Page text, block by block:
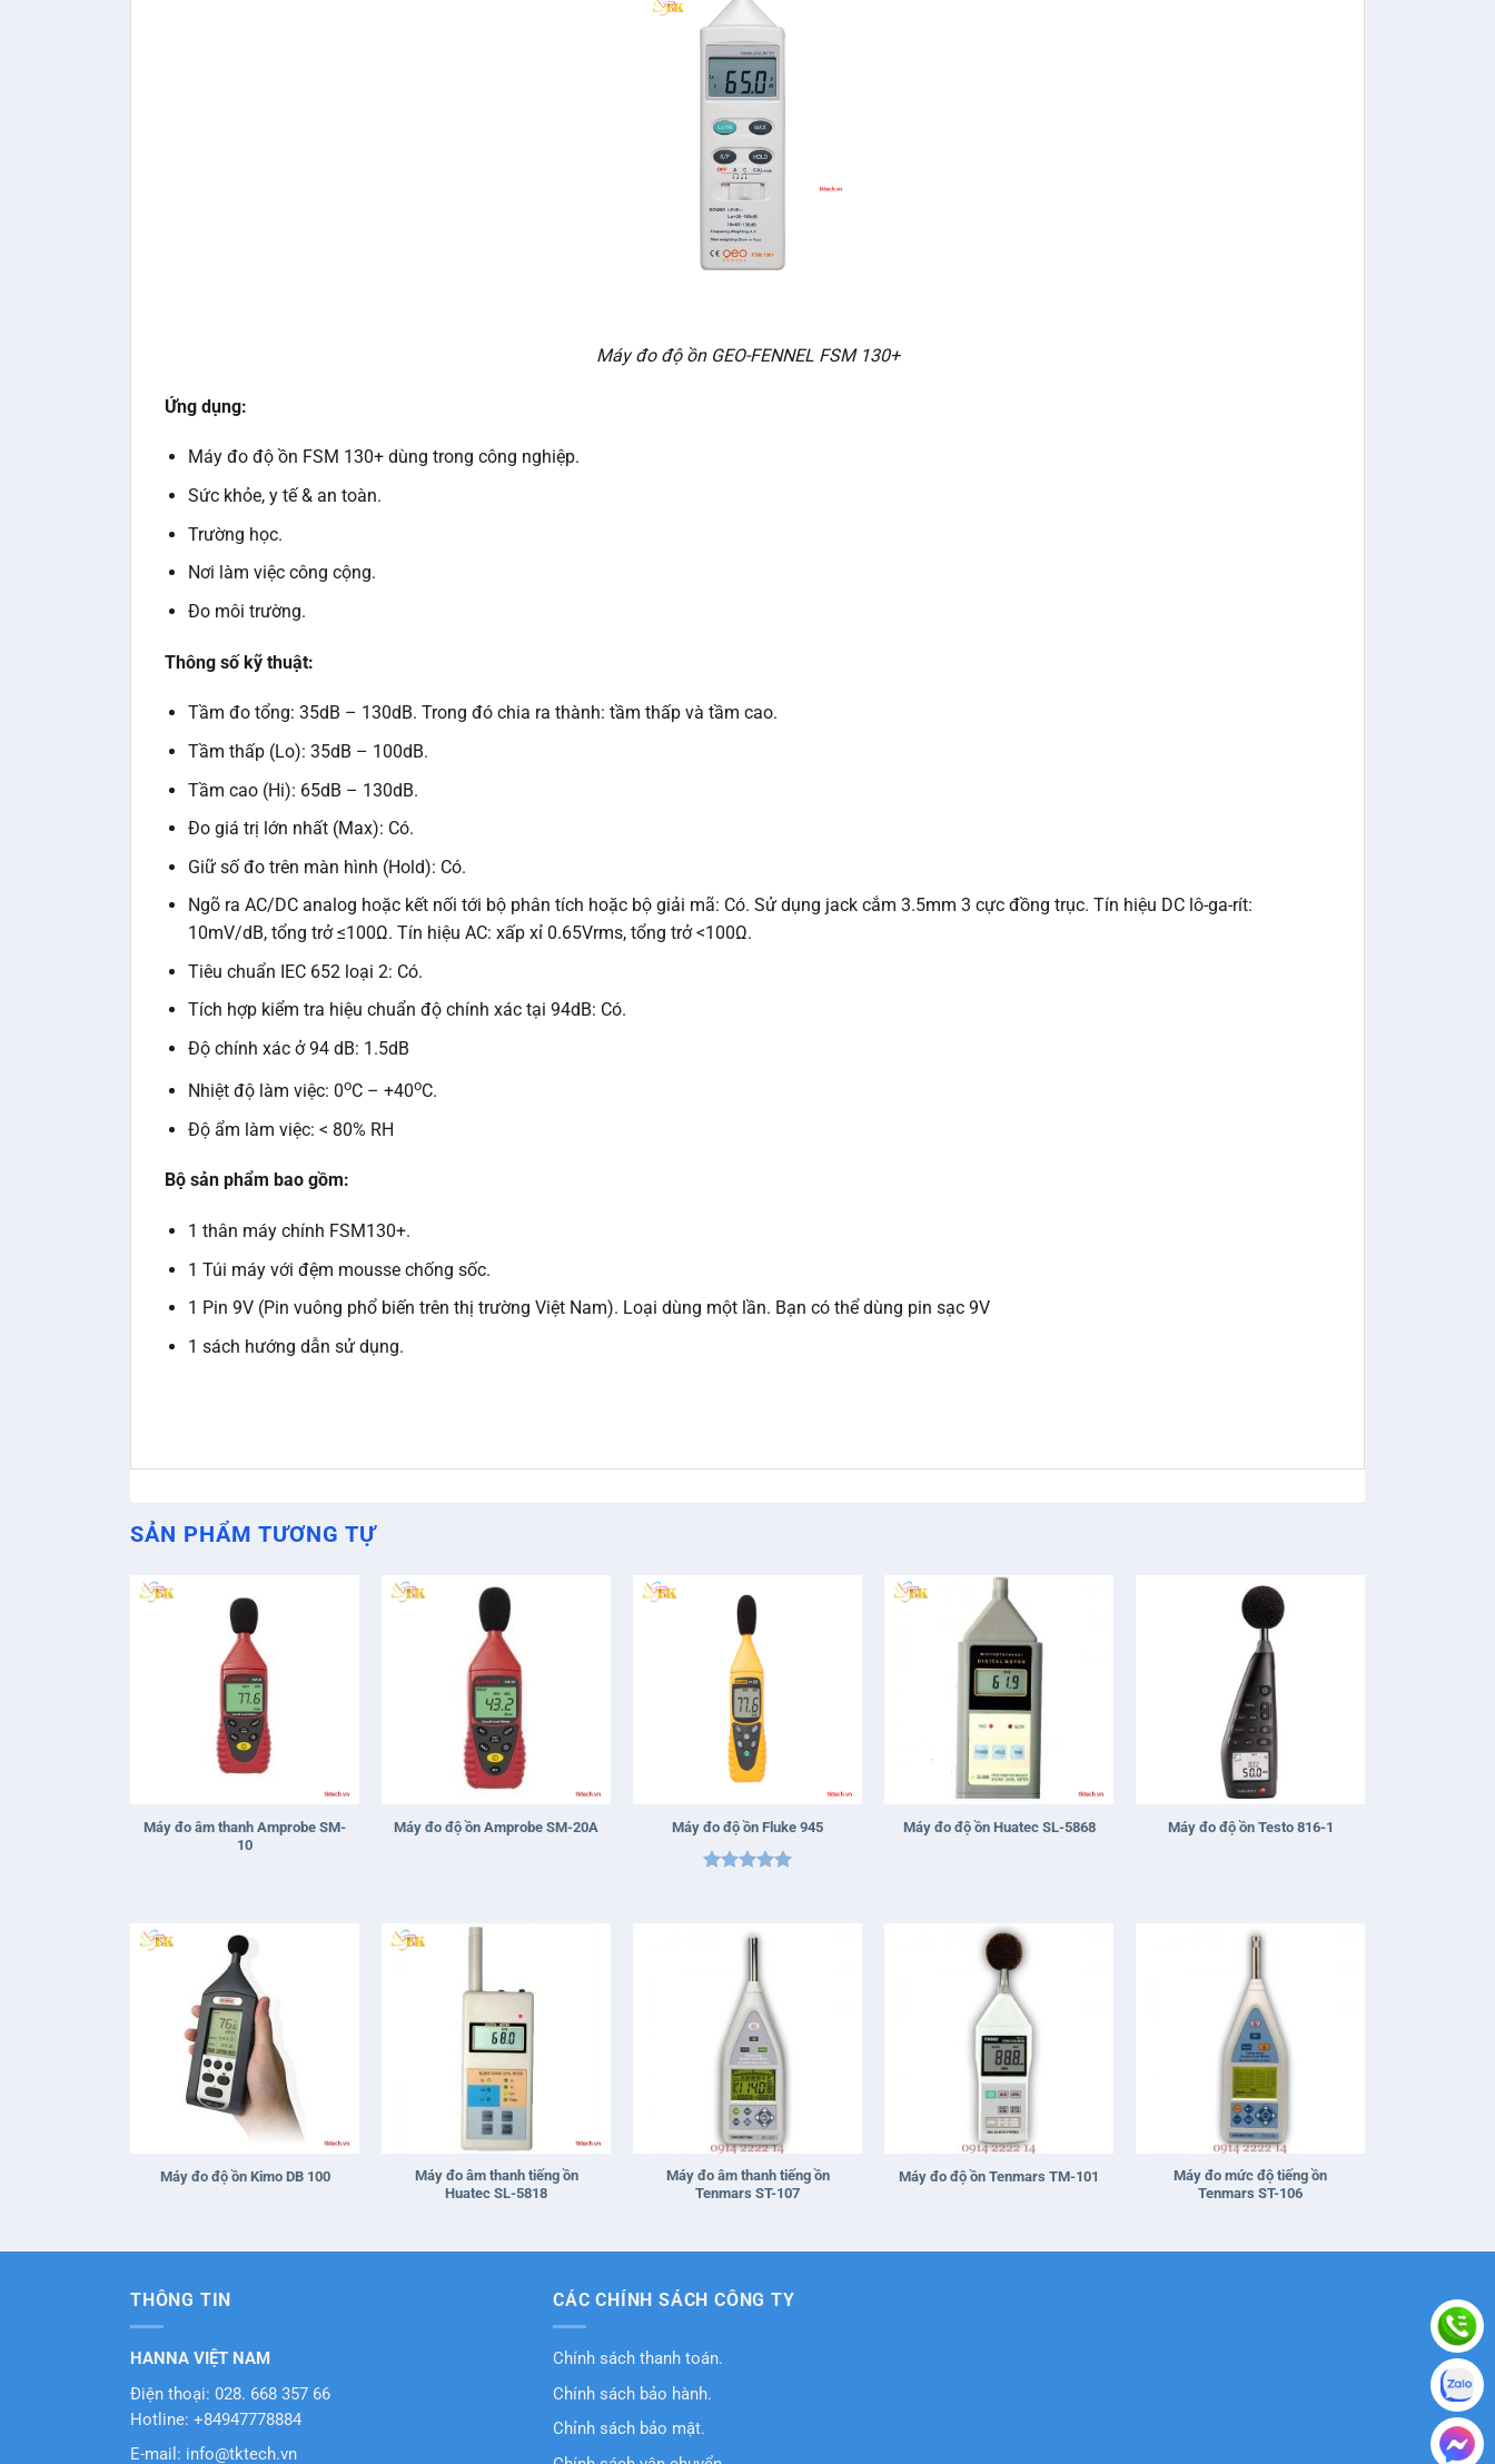
Máy đo độ ồn GEO-FENNEL FSM 130+
Ứng dụng:
Máy đo độ ồn FSM 130+ dùng trong công nghiệp.
Sức khỏe, y tế & an toàn.
Trường học.
Nơi làm việc công cộng.
Đo môi trường.
Thông số kỹ thuật:
Tầm đo tổng: 35dB – 130dB. Trong đó chia ra thành: tầm thấp và tầm cao.
Tầm thấp (Lo): 35dB – 100dB.
Tầm cao (Hi): 65dB – 130dB.
Đo giá trị lớn nhất (Max): Có.
Giữ số đo trên màn hình (Hold): Có.
Ngõ ra AC/DC analog hoặc kết nối tới bộ phân tích hoặc bộ giải mã: Có. Sử dụng jack cắm 3.5mm 3 cực đồng trục. Tín hiệu DC lô-ga-rít:
10mV/dB, tổng trở ≤100Ω. Tín hiệu AC: xấp xỉ 0.65Vrms, tổng trở <100Ω.
Tiêu chuẩn IEC 652 loại 2: Có.
Tích hợp kiểm tra hiệu chuẩn độ chính xác tại 94dB: Có.
Độ chính xác ở 94 dB: 1.5dB
Nhiệt độ làm việc: 0oC – +40oC.
Độ ẩm làm việc: < 80% RH
Bộ sản phẩm bao gồm:
1 thân máy chính FSM130+.
1 Túi máy với đệm mousse chống sốc.
1 Pin 9V (Pin vuông phổ biến trên thị trường Việt Nam). Loại dùng một lần. Bạn có thể dùng pin sạc 9V
1 sách hướng dẫn sử dụng.
SẢN PHẨM TƯƠNG TỰ
Máy đo âm thanh Amprobe SM-
10
Máy đo độ ồn Amprobe SM-20A Máy đo độ ồn Fluke 945 Máy đo độ ồn Huatec SL-5868 Máy đo độ ồn Testo 816-1
Máy đo độ ồn Kimo DB 100
Máy đo âm thanh tiếng ồn
Huatec SL-5818
Máy đo âm thanh tiếng ồn
Tenmars ST-107
Máy đo độ ồn Tenmars TM-101
Máy đo mức độ tiếng ồn
Tenmars ST-106
THÔNG TIN
HANNA VIỆT NAM
Điện thoại: 028. 668 357 66
Hotline: +84947778884
E-mail: info@tktech.vn
CÁC CHÍNH SÁCH CÔNG TY
Chính sách thanh toán.
Chính sách bảo hành.
Chỉnh sách bảo mật.